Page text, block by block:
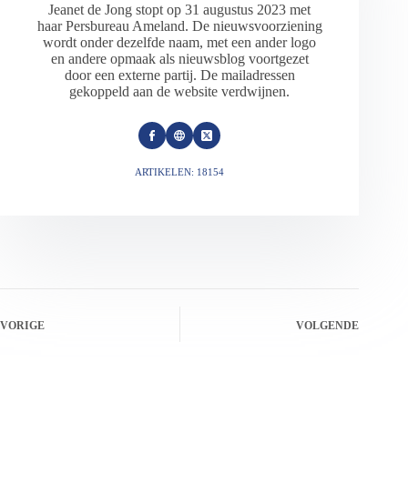
Jeanet de Jong stopt op 31 augustus 2023 met
haar Persbureau Ameland. De nieuwsvoorziening
wordt onder dezelfde naam, met een ander logo
en andere opmaak als nieuwsblog voortgezet
door een externe partij. De mailadressen
gekoppeld aan de website verdwijnen.
ARTIKELEN: 18154
VORIGE VOLGENDE